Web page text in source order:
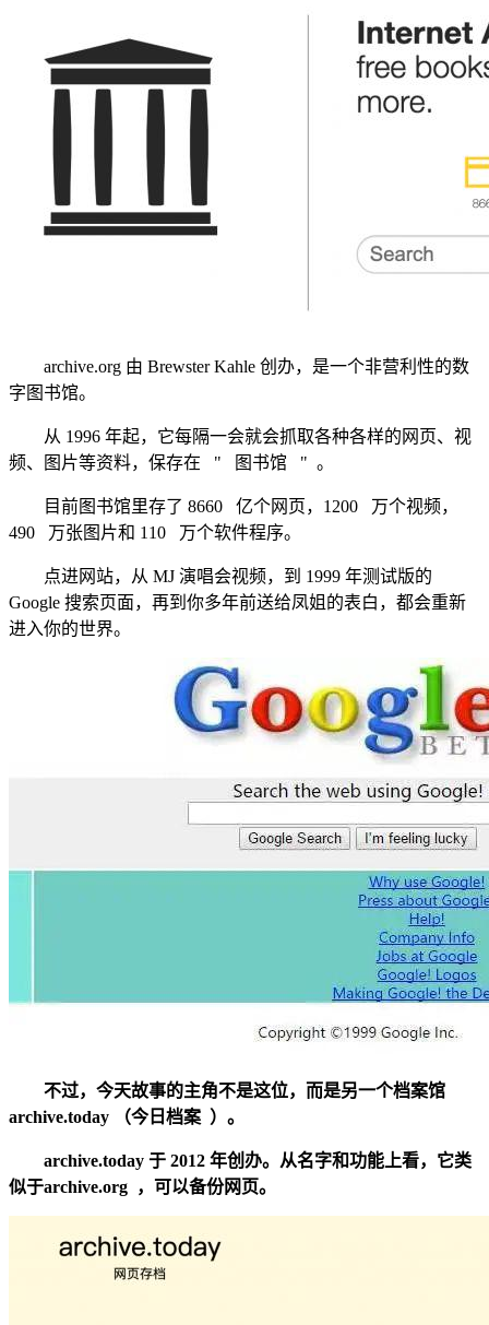
archive.org 由 Brewster Kahle 创办，是一个非营利性的数
字图书馆。
从 1996 年起，它每隔一会就会抓取各种各样的网页、视
频、图片等资料，保存在 " 图书馆 " 。
目前图书馆里存了 8660 亿个网页，1200 万个视频，
490 万张图片和 110 万个软件程序。
点进网站，从 MJ 演唱会视频，到 1999 年测试版的
Google 搜索页面，再到你多年前送给凤姐的表白，都会重新
进入你的世界。
不过，今天故事的主角不是这位，而是另一个档案馆
archive.today （今日档案 ）。
archive.today 于 2012 年创办。从名字和功能上看，它类
似于archive.org ，可以备份网页。